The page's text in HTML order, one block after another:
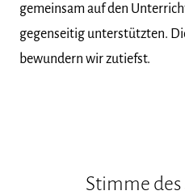
gemeinsam auf den
gegenseitig unterstützten.
bewundern wir zutiefst.
Stimme